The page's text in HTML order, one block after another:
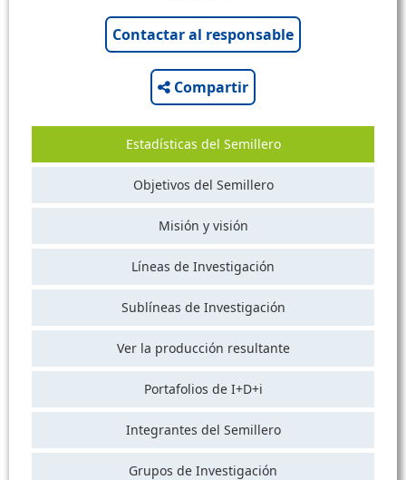
Compartir
Estadísticas del Semillero
Objetivos del Semillero
Misión y visión
Líneas de Investigación
Sublíneas de Investigación
Ver la producción resultante
Portafolios de I+D+i
Integrantes del Semillero
Grupos de Investigación